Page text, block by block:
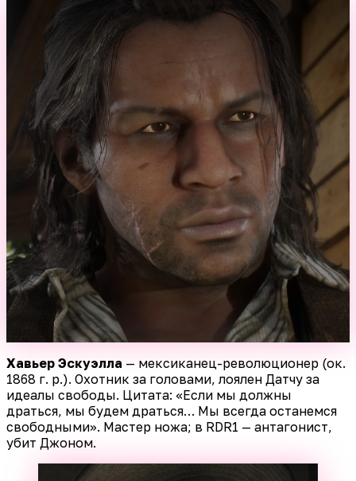
Хавьер Эскуэлла — мексиканец-революционер (ок.
1868 г. р.). Охотник за головами, лоялен Датчу за
идеалы свободы. Цитата: «Если мы должны
драться, мы будем драться… Мы всегда останемся
свободными». Мастер ножа; в RDR1 — антагонист,
убит Джоном.